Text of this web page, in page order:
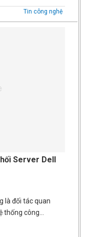
Tin công nghệ
Server Dell
là đối tác quan
thống công…